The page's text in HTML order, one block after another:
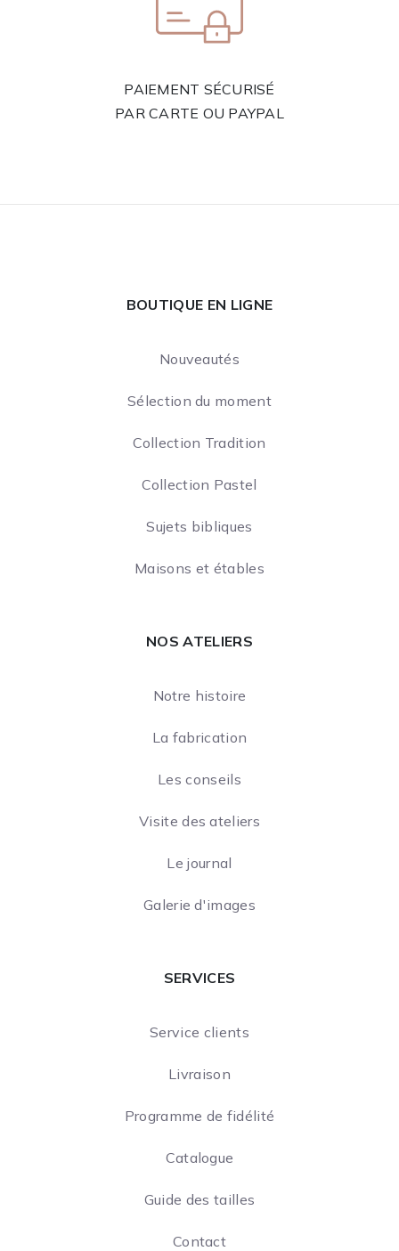
PAIEMENT SÉCURISÉ
PAR CARTE OU PAYPAL
BOUTIQUE EN LIGNE
Nouveautés
Sélection du moment
Collection Tradition
Collection Pastel
Sujets bibliques
Maisons et étables
NOS ATELIERS
Notre histoire
La fabrication
Les conseils
Visite des ateliers
Le journal
Galerie d'images
SERVICES
Service clients
Livraison
Programme de fidélité
Catalogue
Guide des tailles
Contact